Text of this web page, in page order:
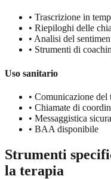
• Trascrizione in
• Riepiloghi delle
• Analisi del
• Strumenti di
Uso sanitario
• Comunicazione del
• Chiamate di
• Messaggistica sicura
• BAA disponibile
Strumenti
la terapia